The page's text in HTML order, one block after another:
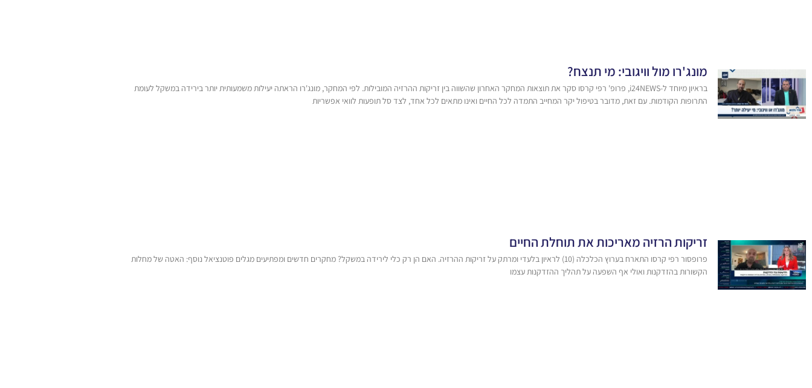
מונג'רו מול וויגובי: מי תנצח?
בראיון מיוחד ל-i24NEWS, פרופ' רפי קרסו סקר את תוצאות המחקר האחרון שהשווה בין זריקות ההרזיה המובילות. לפי המחקר, מונג'רו הראתה יעילות משמעותית יותר בירידה במשקל לעומת
התרופות הקודמות. עם זאת, מדובר בטיפול יקר המחייב התמדה לכל החיים ואינו מתאים לכל אחד, לצד סל תופעות לוואי אפשריות
זריקות הרזיה מאריכות את תוחלת החיים
פרופסור רפי קרסו התארח בערוץ הכלכלה (10) לראיון בלעדי ומרתק על זריקות ההרזיה. האם הן רק כלי לירידה במשקל? מחקרים חדשים ומפתיעים מגלים פוטנציאל נוסף: האטה של מחלות
הקשורות בהזדקנות ואולי אף השפעה על תהליך ההזדקנות עצמו